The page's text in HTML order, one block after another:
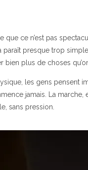
ce n’est pas
presque trop
bien plus de choses
les gens pensent
jamais. La marche,
sans pression.